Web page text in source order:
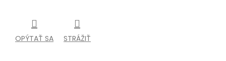
OPÝTAŤ SA STRÁŽIŤ